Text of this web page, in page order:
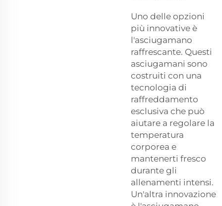
Uno delle opzioni
più innovative è
l'asciugamano
raffrescante. Questi
asciugamani sono
costruiti con una
tecnologia di
raffreddamento
esclusiva che può
aiutare a regolare la
temperatura
corporea e
mantenerti fresco
durante gli
allenamenti intensi.
Un'altra innovazione